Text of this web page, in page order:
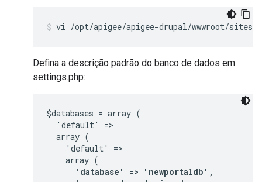
vi /opt/apigee/apigee-drupal/wwwroot/
Defina a descrição padrão do banco de dados em
settings.php:
$databases = array (
  'default' =>
  array (
    'default' =>
      'database' => 'newportaldb',